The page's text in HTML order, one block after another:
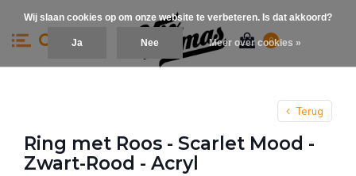
0
Terug
Ring met Roos - Scarlet Mood -
Zwart-Rood - Acryl
Wij slaan cookies op om onze website te verbeteren. Is dat akkoord?
Ja Nee Meer over cookies »